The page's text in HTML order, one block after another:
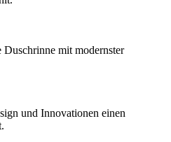
Duschrinne mit modernster
und Innovationen einen